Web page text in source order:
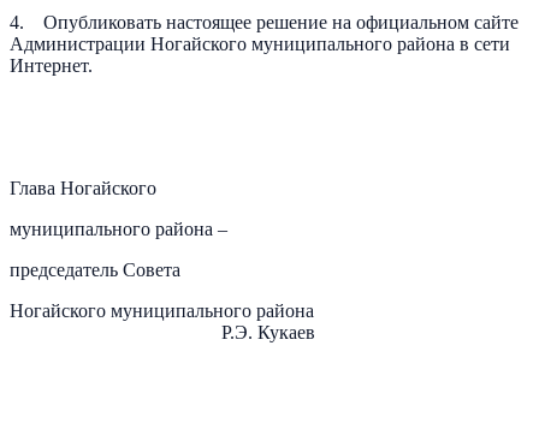
4. Опубликовать настоящее решение на официальном сайте
Администрации Ногайского муниципального района в сети
Интернет.
Глава Ногайского
муниципального района –
председатель Совета
Ногайского муниципального района
Р.Э. Кукаев